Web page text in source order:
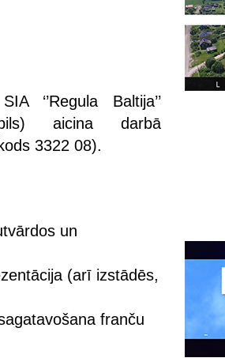
‘’Regula Baltija’’
aicina darbā
3322 08).
un
(arī izstādēs,
franču